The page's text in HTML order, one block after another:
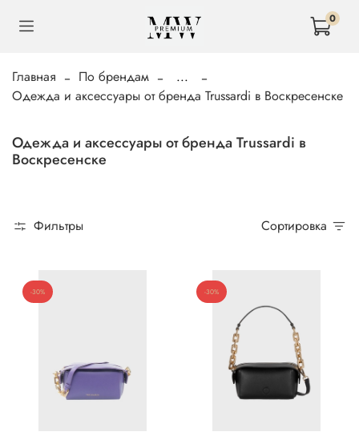
0
Главная По брендам
...
Одежда и аксессуары от бренда Trussardi в Воскресенске
Одежда и аксессуары от бренда Trussardi в
Воскресенске
Фильтры Сортировка
-30% -30%